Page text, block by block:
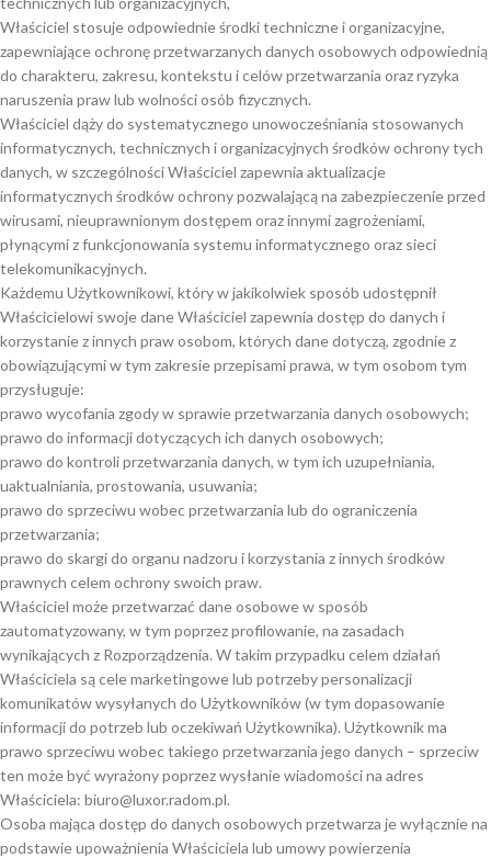
Właściciel stosuje odpowiednie środki techniczne i organizacyjne,
zapewniające ochronę przetwarzanych danych osobowych odpowiednią
do charakteru, zakresu, kontekstu i celów przetwarzania oraz ryzyka
naruszenia praw lub wolności osób fizycznych.
Właściciel dąży do systematycznego unowocześniania stosowanych
informatycznych, technicznych i organizacyjnych środków ochrony tych
danych, w szczególności Właściciel zapewnia aktualizacje
informatycznych środków ochrony pozwalającą na zabezpieczenie przed
wirusami, nieuprawnionym dostępem oraz innymi zagrożeniami,
płynącymi z funkcjonowania systemu informatycznego oraz sieci
telekomunikacyjnych.
Każdemu Użytkownikowi, który w jakikolwiek sposób udostępnił
Właścicielowi swoje dane Właściciel zapewnia dostęp do danych i
korzystanie z innych praw osobom, których dane dotyczą, zgodnie z
obowiązującymi w tym zakresie przepisami prawa, w tym osobom tym
przysługuje:
prawo wycofania zgody w sprawie przetwarzania danych osobowych;
prawo do informacji dotyczących ich danych osobowych;
prawo do kontroli przetwarzania danych, w tym ich uzupełniania,
uaktualniania, prostowania, usuwania;
prawo do sprzeciwu wobec przetwarzania lub do ograniczenia
przetwarzania;
prawo do skargi do organu nadzoru i korzystania z innych środków
prawnych celem ochrony swoich praw.
Właściciel może przetwarzać dane osobowe w sposób
zautomatyzowany, w tym poprzez profilowanie, na zasadach
wynikających z Rozporządzenia. W takim przypadku celem działań
Właściciela są cele marketingowe lub potrzeby personalizacji
komunikatów wysyłanych do Użytkowników (w tym dopasowanie
informacji do potrzeb lub oczekiwań Użytkownika). Użytkownik ma
prawo sprzeciwu wobec takiego przetwarzania jego danych – sprzeciw
ten może być wyrażony poprzez wysłanie wiadomości na adres
Właściciela: biuro@luxor.radom.pl.
Osoba mająca dostęp do danych osobowych przetwarza je wyłącznie na
podstawie upoważnienia Właściciela lub umowy powierzenia